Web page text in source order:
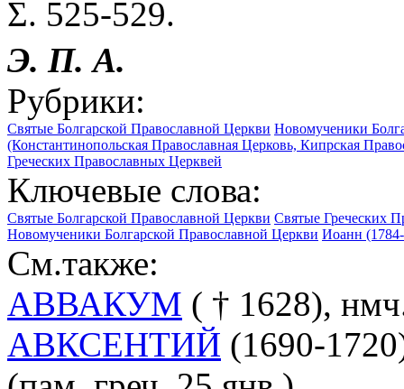
Σ. 525-529.
Э. П. А.
Рубрики:
Святые Болгарской Православной Церкви Новомученики
(Константинопольская Православная Церковь, Кипрская
Греческих Православных Церквей
Ключевые слова:
Святые Болгарской Православной Церкви Святые Греческих
Новомученики Болгарской Православной Церкви Иоанн
См.также:
АВВАКУМ ( † 1628),
АВКСЕНТИЙ (1690-